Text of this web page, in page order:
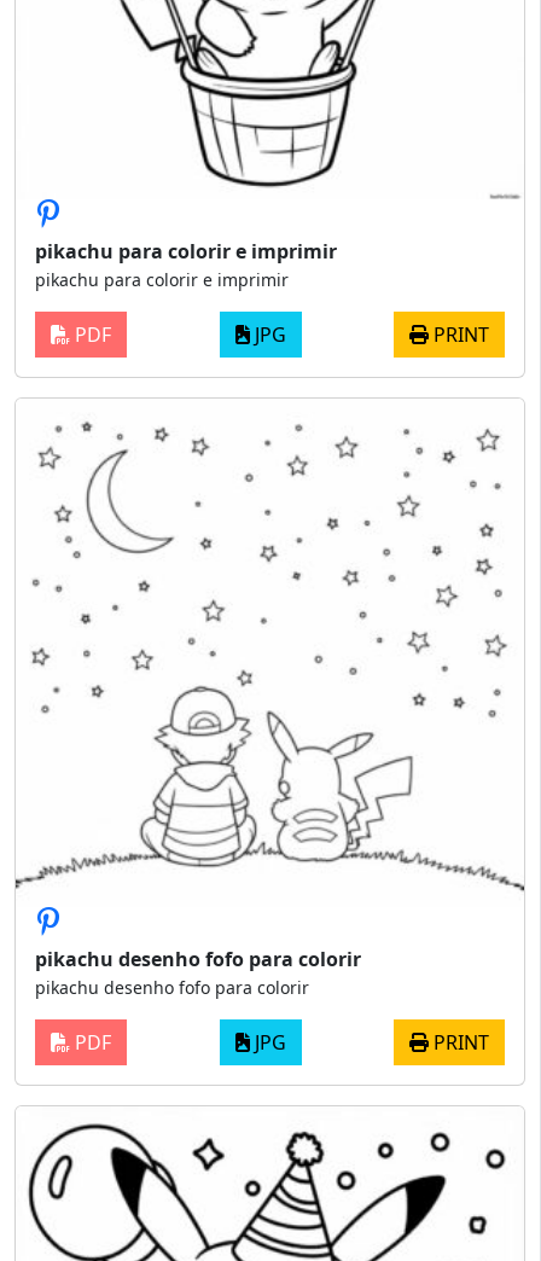
pikachu para colorir e imprimir
pikachu para colorir e imprimir
PDF JPG PRINT
pikachu desenho fofo para colorir
pikachu desenho fofo para colorir
PDF JPG PRINT